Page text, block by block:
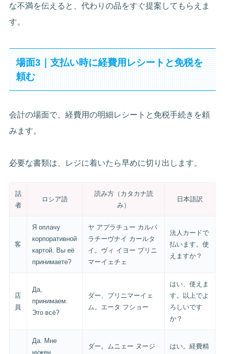
な不満を伝えると、代わりの品をすぐ提案してもらえま
す。
場面3｜支払い時に経費用レシートと免税を
頼む
会計の場面で、経費用の明細レシートと免税手続きを頼
みます。
必要な書類は、レジに着いたら早めに切り出します。
話
者
ロシア語
読み方（カタカナ読
み）
日本語訳
客
Я оплачу
корпоративной
картой. Вы её
принимаете?
ヤ アプラチュー カルパ
ラチーヴナイ カールタ
イ。ヴィ イヨー プリニ
マーイェチェ
法人カードで
払います。使
えますか？
店
員
Да,
принимаем.
Это всё?
ダー、プリニマーイェ
ム。エータ フショー
はい、使えま
す。以上でよ
ろしいです
か？
Да. Мне
нужен
ダー。ムニェー ヌージ
はい。経費精